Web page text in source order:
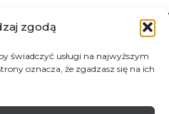
zgodą
świadczyć usługi na najwyższym
oznacza, że zgadzasz się na ich